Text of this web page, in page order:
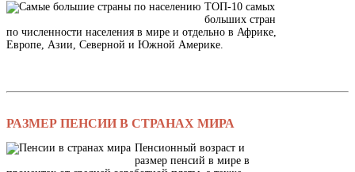
ТОП-10 самых
больших стран
по численности населения в мире и отдельно в Африке,
Европе, Азии, Северной и Южной Америке.
РАЗМЕР ПЕНСИИ В СТРАНАХ МИРА
Пенсионный возраст и
размер пенсий в мире в